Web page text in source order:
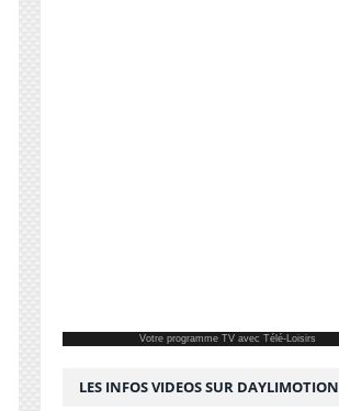
Votre programme TVavec Télé-Loisirs
LES INFOS VIDEOS SUR DAYLIMOTION